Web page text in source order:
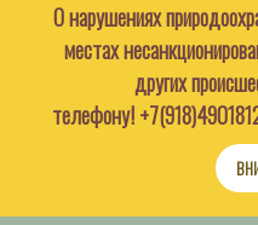
О нарушениях
местах
других
телефону!